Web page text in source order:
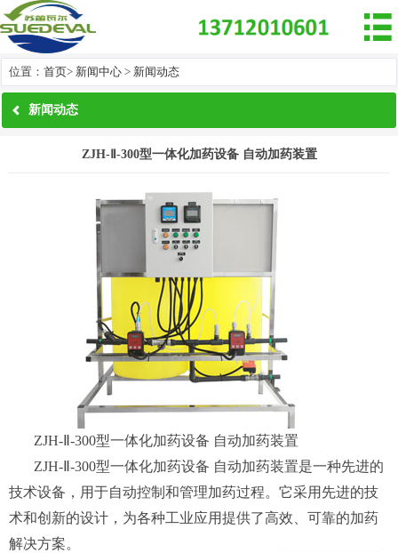

位置： 首页> 新闻中心 > 新闻动态
新闻动态
ZJH-Ⅱ-300型一体化加药设备 自动加药装置
ZJH-Ⅱ-300型一体化加药设备 自动加药装置
ZJH-Ⅱ-300型一体化加药设备 自动加药装置是一种先进的
技术设备，用于自动控制和管理加药过程。它采用先进的技
术和创新的设计，为各种工业应用提供了高效、可靠的加药
解决方案。